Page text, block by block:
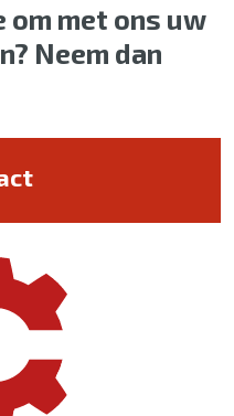
om met ons uw
Neem dan